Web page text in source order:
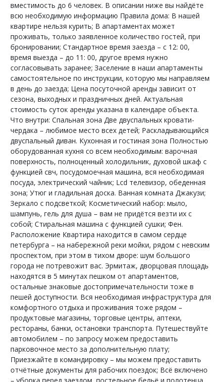
вместимость до 6 человек. В описании ниже вы найдёте
всю необходимую информацию Правила дома: В нашей
квартире нельзя курить; В апартаментах может
проживать, только заявленное количество гостей, при
бронировании; Стандартное время заезда – с 12: 00,
время выезда – до 11: 00, другое время нужно
согласовывать заранее; Заселение в наши апартаменты
самостоятельное по инструкции, которую мы направляем
в день до заезда; Цена посуточной аренды зависит от
сезона, выходных и праздничных дней. Актуальная
стоимость суток аренды указана в календаре объекта.
Что внутри: Спальная зона Две двуспальных кровати-
чердака – любимое место всех детей; Раскладывающийся
двуспальный диван. Кухонная и гостиная зона Полностью
оборудованная кухня со всем необходимым: варочная
поверхность, полноценный холодильник, духовой шкаф с
функцией свч, посудомоечная машина, вся необходимая
посуда, электрический чайник; Lcd телевизор, обеденная
зона; Утюг и гладильная доска. Ванная комната Джакузи;
Зеркало с подсветкой; Косметический набор: мыло,
шампунь, гель для душа – вам не придётся везти их с
собой; Стиральная машина с функцией сушки; Фен.
Расположение Квартира находится в самом сердце
петербурга – на набережной реки мойки, рядом с невским
проспектом, при этом в тихом дворе: шум большого
города не потревожит вас. Эрмитаж, дворцовая площадь
находятся в 5 минутах пешком от апартаментов,
остальные знаковые достопримечательности тоже в
пешей доступности. Вся необходимая инфраструктура для
комфортного отдыха и проживания тоже рядом –
продуктовые магазины, торговые центры, аптеки,
рестораны, банки, остановки транспорта. Путешествуйте
автомобилем – по запросу можем предоставить
парковочное место за дополнительную плату;
Приезжайте в командировку – мы можем предоставить
отчётные документы для рабочих поездок; Всё включено